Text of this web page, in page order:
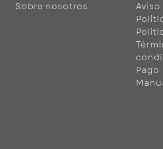
Sobre nosotros
Aviso
Pago